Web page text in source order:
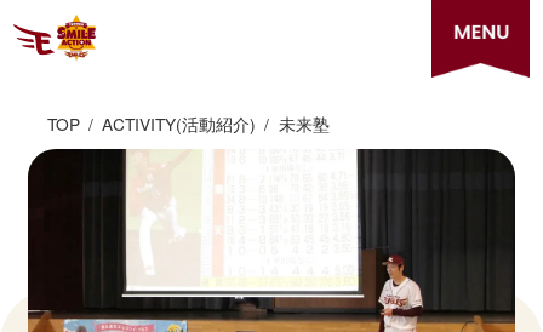
TOP ACTIVITY(活動紹介) 未来塾